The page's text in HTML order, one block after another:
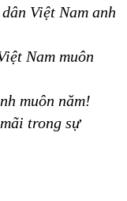
Việt Nam anh
Nam muôn
muôn năm!
trong sự